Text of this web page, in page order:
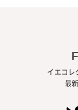
イエコレ
最